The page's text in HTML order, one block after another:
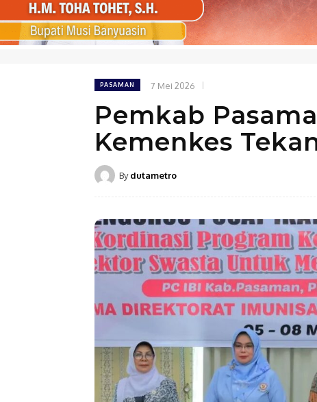
PASAMAN 7 Mei 2026
Pemkab
Kemenkes
By dutametro